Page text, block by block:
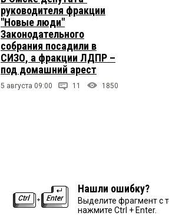
руководителя фракции
"Новые люди"
Законодательного
собрания посадили в
СИЗО, а фракции ЛДПР –
под домашний арест
5 августа 09:00 11 1850
Нашли ошибку?
Выделите фрагмент с
нажмите Ctrl + Enter.